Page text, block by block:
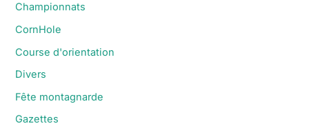
Championnats
CornHole
Course d'orientation
Divers
Fête montagnarde
Gazettes